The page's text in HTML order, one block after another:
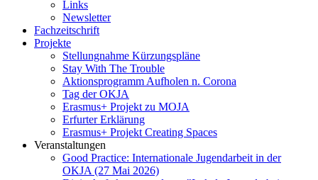
Links
Newsletter
Fachzeitschrift
Projekte
Stellungnahme Kürzungspläne
Stay With The Trouble
Aktionsprogramm Aufholen n. Corona
Tag der OKJA
Erasmus+ Projekt zu MOJA
Erfurter Erklärung
Erasmus+ Projekt Creating Spaces
Veranstaltungen
Good Practice: Internationale Jugendarbeit in der
OKJA (27 Mai 2026)